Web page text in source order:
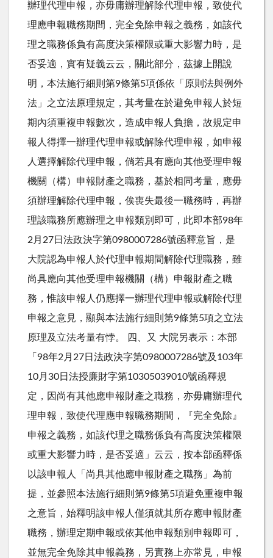
辦理代理申報，亦毋庸辦理解除代理申報，致使代
理應申報職務期間，完全免除申報之義務，如該代
理之職務係負有高度決策權限或重大影響力時，是
否妥適，實有疑義云云，關此部分，茲據上開說
明，本法施行細則第9條第5項係依「原則法與例外
法」之立法原理規定，其考量在於避免申報人於短
期內須重複申報數次，造成申報人負擔，故規定申
報人得擇一辦理代理申報或解除代理申報，如申報
人選擇解除代理申報，倘若具有應向其他受理申報
機關（構）申報財產之職務，基於相同考量，應毋
須辦理解除代理申報，俟喪失最後一職務時，再辦
理該職務所應辦理之申報類別即可，此即本部98年
2月27日法政決字第0980007286號函釋意旨，是
大院認為申報人於代理申報期間解除代理職務，雖
尚具應向其他受理申報機關（構）申報財產之職
務，惟該申報人仍應擇一辦理代理申報或解除代理
申報之意見，顯與本法施行細則第9條第5項之立法
原理及立法考量有悖。 四、又 大院另表示：本部
「98年2月27日法政決字第0980007286號及103年
10月30日法授廉財字第10305039010號函釋規
定，因尚有其他應申報財產之職務，亦毋庸辦理代
理申報，致使代理應申報職務期間，『完全免除』
申報之義務，如該代理之職務係負有高度決策權限
或重大影響力時，是否妥適」云云，按本部函釋係
以該申報人「尚具其他應申報財產之職務」為前
提，並參照本法施行細則第9條第5項避免重複申報
之意旨，始釋明該申報人僅須就其所存應申報財產
職務，辦理定期申報或依其他申報類別申報即可，
並無完全免除其申報義務，另實務上亦常見，申報